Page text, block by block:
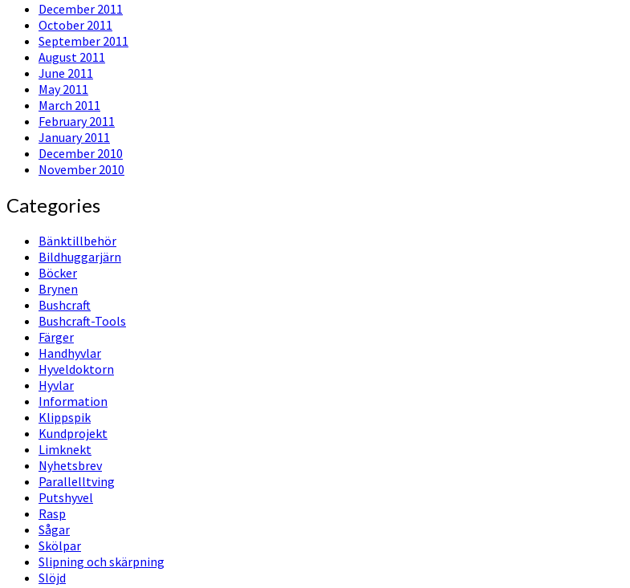
December 2011
October 2011
September 2011
August 2011
June 2011
May 2011
March 2011
February 2011
January 2011
December 2010
November 2010
Categories
Bänktillbehör
Bildhuggarjärn
Böcker
Brynen
Bushcraft
Bushcraft-Tools
Färger
Handhyvlar
Hyveldoktorn
Hyvlar
Information
Klippspik
Kundprojekt
Limknekt
Nyhetsbrev
Parallelltving
Putshyvel
Rasp
Sågar
Skölpar
Slipning och skärpning
Slöjd